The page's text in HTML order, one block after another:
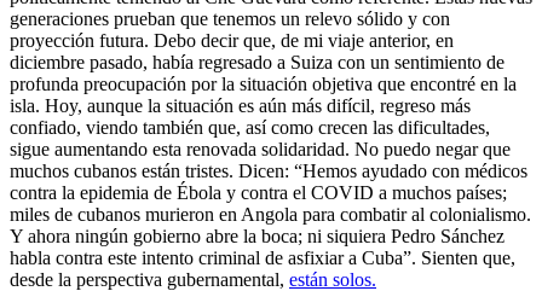
generaciones prueban que tenemos un relevo sólido y con
proyección futura. Debo decir que, de mi viaje anterior, en
diciembre pasado, había regresado a Suiza con un sentimiento de
profunda preocupación por la situación objetiva que encontré en la
isla. Hoy, aunque la situación es aún más difícil, regreso más
confiado, viendo también que, así como crecen las dificultades,
sigue aumentando esta renovada solidaridad. No puedo negar que
muchos cubanos están tristes. Dicen: “Hemos ayudado con médicos
contra la epidemia de Ébola y contra el COVID a muchos países;
miles de cubanos murieron en Angola para combatir al colonialismo.
Y ahora ningún gobierno abre la boca; ni siquiera Pedro Sánchez
habla contra este intento criminal de asfixiar a Cuba”. Sienten que,
desde la perspectiva gubernamental, están solos.